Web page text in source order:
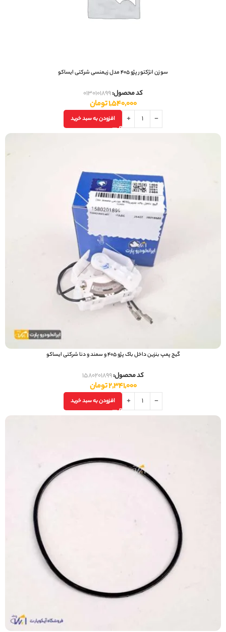
سوزن انژکتور پژو 405 مدل زيمنسی شرکتی ایساکو
کد محصول:0130101899
1,540,000تومان
افزودن به سبد خرید
گیج پمپ بنزین داخل باک پژو 405 و سمند و دنا شرکتی ایساکو
کد محصول:1580201899
2,341,000تومان
افزودن به سبد خرید